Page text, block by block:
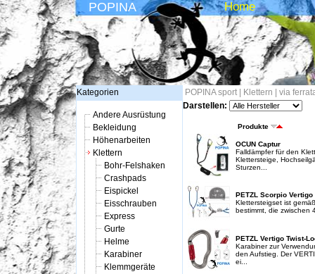
POPINA Home
Kategorien
Andere Ausrüstung
Bekleidung
Höhenarbeiten
Klettern
Bohr-Felshaken
Crashpads
Eispickel
Eisschrauben
Express
Gurte
Helme
Karabiner
Klemmgeräte
POPINA sport| Klettern
via
Darstellen:
Produkte
OCUN Captur
Falldämpfer für den
Klettersteige,
Sturzen...
PETZL Scorpio Vertigo
Klettersteigset ist
bestimmt, die zwischen
PETZL Vertigo Twist-
Karabiner zur
den Aufstieg. Der
ei...